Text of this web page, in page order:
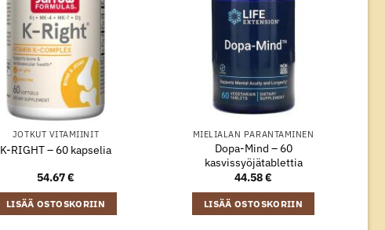
JOTKUT VITAMIINIT
K-RIGHT – 60 kapselia
54.67€
LISÄÄ OSTOSKORIIN
MIELIALAN PARANTAMINEN
Dopa-Mind – 60
kasvissyöjätablettia
44.58€
LISÄÄ OSTOSKORIIN